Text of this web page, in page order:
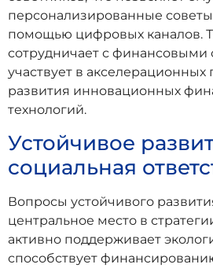
персонализированные
помощью цифровых каналов.
сотрудничает с финансовыми
участвует в акселерационных
развития инновационных
технологий.
Устойчивое
социальная
Вопросы устойчивого
центральное место в
активно поддерживает
способствует